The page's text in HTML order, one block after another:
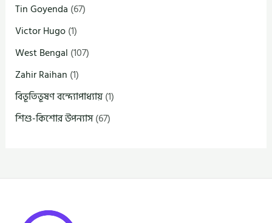
Tin Goyenda (67)
Victor Hugo(1)
West Bengal (107)
Zahir Raihan (1)
বিভূতিভূষণ বন্দ্যোপাধ্যায়(1)
শিশু-কিশোর উপন্যাস(67)